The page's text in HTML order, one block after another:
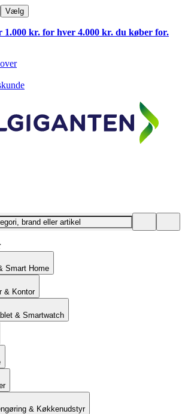
Vælg
kr. for hver 4.000 kr. du køber for.
Smart Home
& Kontor
& Smartwatch
& Køkkenudstyr